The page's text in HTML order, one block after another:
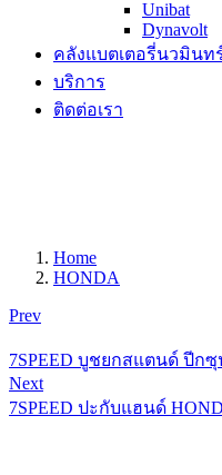
Unibat
Dynavolt
คลังแบตเตอรี่นวมินท
บริการ
ติดต่อเรา
Home
HONDA
Prev
7SPEED บูชยกสแตนด์ ปีกซุ
Next
7SPEED ปะกับแฮนด์